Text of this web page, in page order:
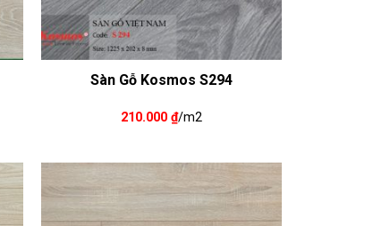
Sàn Gỗ Kosmos S294
210.000 ₫/m2